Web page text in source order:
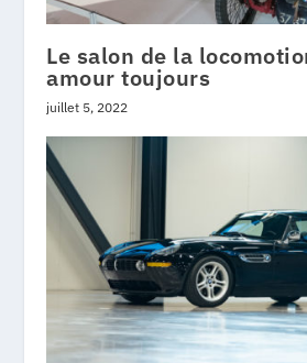
Le salon de la
amour toujours
juillet 5, 2022